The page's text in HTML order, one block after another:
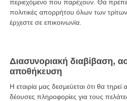
περιεχόμενο που παρέχουν. Θα πρέπει
πολιτικές απορρήτου όλων των
έρχεστε σε επικοινωνία.
Διασυνοριακή διαβίβαση,
αποθήκευση
Η εταιρία μας δεσμεύεται ότι θα τηρεί
δέουσες πληροφορίες για τους